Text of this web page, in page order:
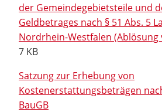
der Gemeindegebietsteile und
Geldbetrages nach § 51 Abs. 5
Nordrhein-Westfalen (Ablösung
7 KB
Satzung zur Erhebung von
Kostenerstattungsbeträgen
BauGB